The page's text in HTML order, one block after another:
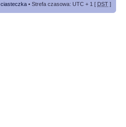
• Strefa czasowa: UTC + 1 [ DST ]